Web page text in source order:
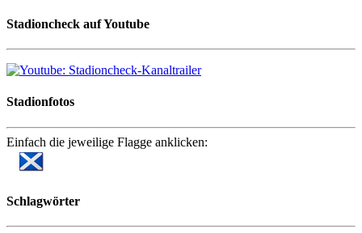
Stadioncheck auf Youtube
Stadionfotos
Einfach die jeweilige Flagge anklicken:
Schlagwörter